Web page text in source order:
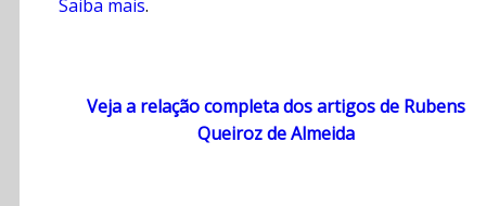
Saiba mais.
Veja a relação completa dos artigos de Rubens
Queiroz de Almeida